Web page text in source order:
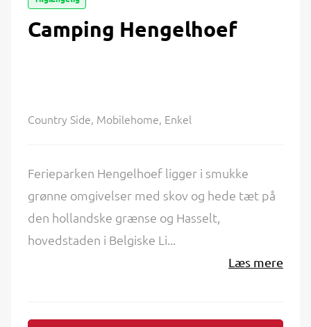
Camping Hengelhoef
Country Side, Mobilehome, Enkel
Ferieparken Hengelhoef ligger i smukke
grønne omgivelser med skov og hede tæt på
den hollandske grænse og Hasselt,
hovedstaden i Belgiske Li...
Læs mere